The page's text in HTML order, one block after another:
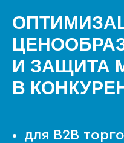
И ЗАЩИТА
В
для В2В